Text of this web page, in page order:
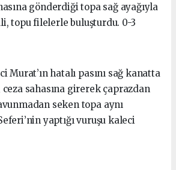
gönderdiği topa sağ ayağıyla
topu filelerle buluşturdu. 0-3
Murat’ın hatalı pasını sağ kanatta
sahasına girerek çaprazdan
seken topa aynı
yaptığı vuruşu kaleci